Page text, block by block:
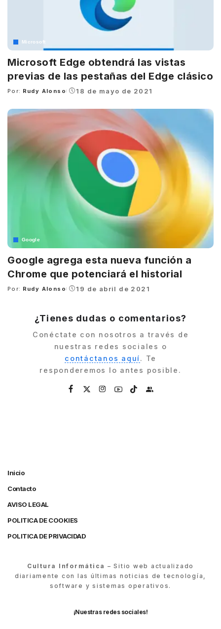
Microsoft
Microsoft Edge obtendrá las vistas
previas de las pestañas del Edge clásico
Posted
Por: Rudy Alonso 18 de mayo de 2021
Google
Google agrega esta nueva función a
Chrome que potenciará el historial
Posted
Por: Rudy Alonso 19 de abril de 2021
¿Tienes dudas o comentarios?
Conéctate con nosotros a través de
nuestras redes sociales o
contáctanos aquí. Te
responderemos lo antes posible.
Inicio
Contacto
AVISO LEGAL
POLITICA DE COOKIES
POLITICA DE PRIVACIDAD
Cultura Informática – Sitio web actualizado
diariamente con las últimas noticias de tecnología,
software y sistemas operativos.
¡Nuestras redes sociales!